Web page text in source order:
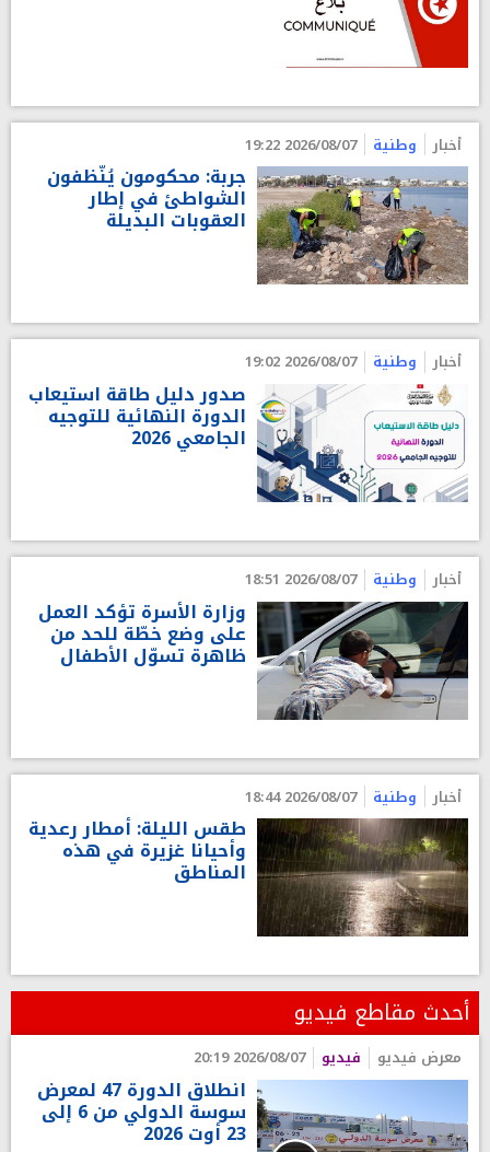
أخبار وطنية 2026/08/07 19:22
جربة: محكومون يُنّظفون
الشواطئ في إطار
العقوبات البديلة
أخبار وطنية 2026/08/07 19:02
صدور دليل طاقة استيعاب
الدورة النهائية للتوجيه
الجامعي 2026
أخبار وطنية 2026/08/07 18:51
وزارة الأسرة تؤكد العمل
على وضع خطّة للحد من
ظاهرة تسوّل الأطفال
أخبار وطنية 2026/08/07 18:44
طقس الليلة: أمطار رعدية
وأحيانا غزيرة في هذه
المناطق
أحدث مقاطع فيديو
معرض فيديو فيديو 2026/08/07 20:19
انطلاق الدورة 47 لمعرض
سوسة الدولي من 6 إلى
23 أوت 2026